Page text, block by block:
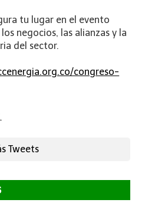
tu lugar en el evento
negocios, las alianzas y la
del sector.
congreso-
Tweets